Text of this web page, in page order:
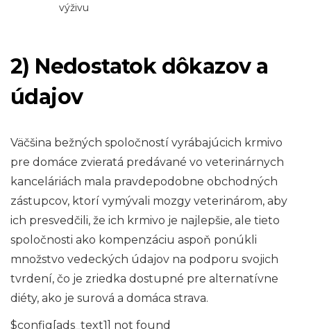
výživu
2) Nedostatok dôkazov a
údajov
Väčšina bežných spoločností vyrábajúcich krmivo
pre domáce zvieratá predávané vo veterinárnych
kanceláriách mala pravdepodobne obchodných
zástupcov, ktorí vymývali mozgy veterinárom, aby
ich presvedčili, že ich krmivo je najlepšie, ale tieto
spoločnosti ako kompenzáciu aspoň ponúkli
množstvo vedeckých údajov na podporu svojich
tvrdení, čo je zriedka dostupné pre alternatívne
diéty, ako je surová a domáca strava.
$config[ads_text1] not found